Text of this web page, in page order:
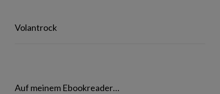
Volantrock
Auf meinem Ebookreader…